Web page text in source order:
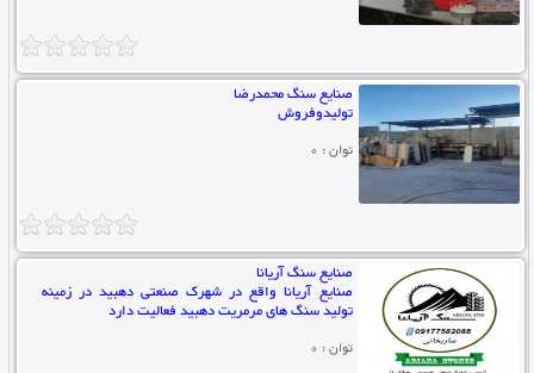
صنایع سنگ محمدرضا
تولیدوفروش
توان : 0
صنایع سنگ آریانا
صنایع آریانا واقع در شهرک صنعتی دهبید در زمینه
تولید سنگ های مرمریت دهبید فعالیت دارد
توان : 0